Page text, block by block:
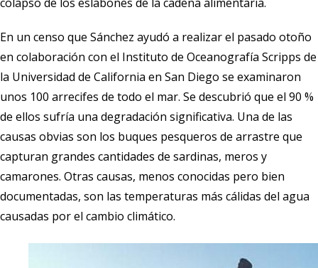
En un censo que Sánchez ayudó a realizar el pasado otoño
en colaboración con el Instituto de Oceanografía Scripps de
la Universidad de California en San Diego se examinaron
unos 100 arrecifes de todo el mar. Se descubrió que el 90 %
de ellos sufría una degradación significativa. Una de las
causas obvias son los buques pesqueros de arrastre que
capturan grandes cantidades de sardinas, meros y
camarones. Otras causas, menos conocidas pero bien
documentadas, son las temperaturas más cálidas del agua
causadas por el cambio climático.